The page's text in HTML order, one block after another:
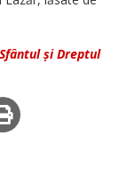
Sfântul și Dreptul